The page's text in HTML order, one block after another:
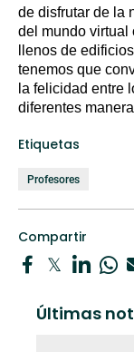
de disfrutar de la
del mundo virtual
llenos de
tenemos que
la felicidad entre
diferentes
Etiquetas
Profesores
Compartir
Últimas